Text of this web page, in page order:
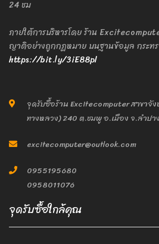
24 ชม
ภายใต้การบริหารโดย ร้าน
ญาติอย่างถูกกฎหมาย บนฐานข้อมูล กระท
https://bit.ly/3iE88pl
จุดรับซื้อร้าน Excitecomputer สาขาจั
ทางหลวง) 240 ต.ชมพู อ.เมือง จ.ลำปา
excitecomputer@outlook.com
0955195680
0958011076
จุดรับซื้อใกล้คุณ